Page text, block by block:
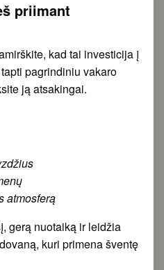
priimant
kad tai investicija į
pagrindiniu vakaro
ją atsakingai.
atmosferą
gerą nuotaiką ir leidžia
kuri primena šventę